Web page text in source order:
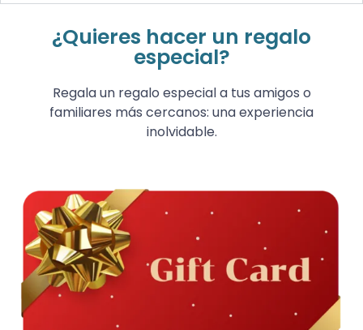
¿Quieres hacer un regalo
especial?
Regala un regalo especial a tus amigos o
familiares más cercanos: una experiencia
inolvidable.